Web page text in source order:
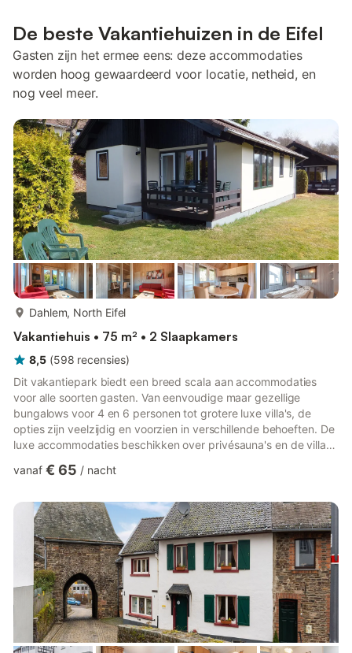
De beste Vakantiehuizen in de Eifel
Gasten zijn het ermee eens: deze accommodaties
worden hoog gewaardeerd voor locatie, netheid, en
nog veel meer.
Dahlem, North Eifel
Vakantiehuis • 75 m² • 2 Slaapkamers
8,5 (598 recensies)
Dit vakantiepark biedt een breed scala aan accommodaties
voor alle soorten gasten. Van eenvoudige maar gezellige
bungalows voor 4 en 6 personen tot grotere luxe villa's, de
opties zijn veelzijdig en voorzien in verschillende behoeften. De
luxe accommodaties beschikken over privésauna's en de villa
ultieme ontspanning. Elke slaapkamer in de luxe opties heeft
veranda met tuinmeubilair biedt een uitstekende plek om te
genieten van het adembenemende uitzicht op de vallei en het...
vanaf € 65 / nacht